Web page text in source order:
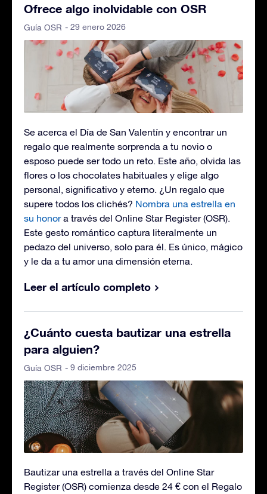
Ofrece algo inolvidable con OSR
Guía OSR - 29 enero 2026
Se acerca el Día de San Valentín y encontrar un
regalo que realmente sorprenda a tu novio o
esposo puede ser todo un reto. Este año, olvida las
flores o los chocolates habituales y elige algo
personal, significativo y eterno. ¿Un regalo que
supere todos los clichés? Nombra una estrella en
su honor a través del Online Star Register (OSR).
Este gesto romántico captura literalmente un
pedazo del universo, solo para él. Es único, mágico
y le da a tu amor una dimensión eterna.
Leer el artículo completo
¿Cuánto cuesta bautizar una estrella
para alguien?
Guía OSR - 9 diciembre 2025
Bautizar una estrella a través del Online Star
Register (OSR) comienza desde 24 € con el Regalo